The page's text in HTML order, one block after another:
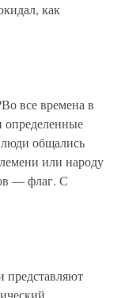
как
все времена в
определенные
общались
или народу
— флаг. С
представляют